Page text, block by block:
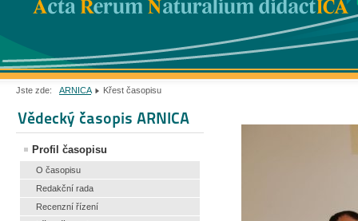
Jste zde: ARNICA Křest časopisu
Vědecký časopis ARNICA
Profil časopisu
O časopisu
Redakční rada
Recenzní řízení